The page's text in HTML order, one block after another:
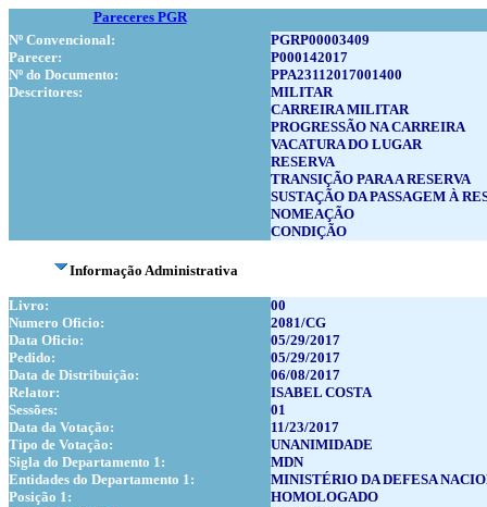
Pareceres PGR
Nº Convencional:
PGRP00003409
Parecer:
P000142017
Nº do Documento:
PPA23112017001400
Descritores:
MILITAR
CARREIRA MILITAR
PROGRESSÃO NA CARREIRA
VACATURA DO LUGAR
RESERVA
TRANSIÇÃO PARA A RESERVA
SUSTAÇÃO DA PASSAGEM À
NOMEAÇÃO
CONDIÇÃO
Informação Administrativa
Livro:
00
Numero Oficio:
2081/CG
Data Oficio:
05/29/2017
Pedido:
05/29/2017
Data de Distribuição:
06/08/2017
Relator:
ISABEL COSTA
Sessões:
01
Data da Votação:
11/23/2017
Tipo de Votação:
UNANIMIDADE
Sigla do Departamento 1:
MDN
Entidades do Departamento 1:
MINISTÉRIO DA DEFESA
Posição 1:
HOMOLOGADO